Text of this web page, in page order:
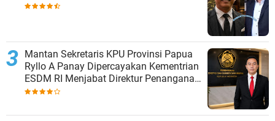
Mantan Sekretaris KPU Provinsi Papua
Ryllo A Panay Dipercayakan Kementrian
ESDM RI Menjabat Direktur Penanganan
Aset Barang Bukti